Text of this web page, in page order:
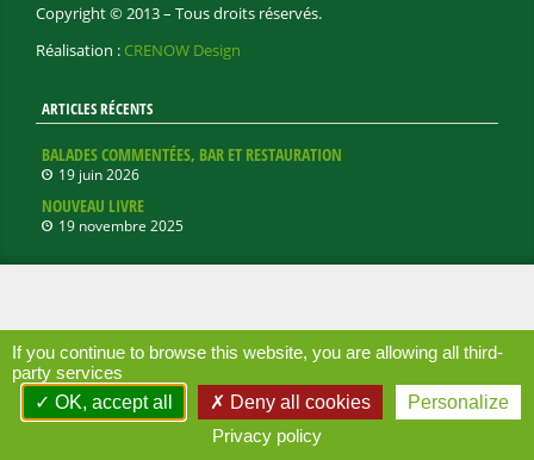
Copyright © 2013 – Tous droits réservés.
Réalisation : CRENOW Design
ARTICLES RÉCENTS
BALADES COMMENTÉES, BAR ET RESTAURATION
19 juin 2026
NOUVEAU LIVRE
19 novembre 2025
If you continue to browse this website, you are allowing all third-
party services
OK, accept all
Deny all cookies
Personalize
Privacy policy